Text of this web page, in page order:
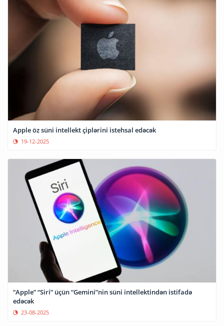
Apple öz süni intellekt çiplərini istehsal edəcək
19-12-2025
“Apple” “Siri” üçün “Gemini”nin süni intellektindən istifadə
edəcək
23-08-2025